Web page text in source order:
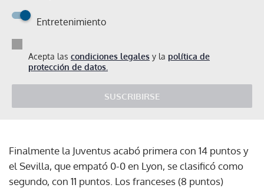
Entretenimiento
Acepta las condiciones legales y la política de
protección de datos.
SUSCRIBIRSE
Finalmente la Juventus acabó primera con 14 puntos y
el Sevilla, que empató 0-0 en Lyon, se clasificó como
segundo, con 11 puntos. Los franceses (8 puntos)